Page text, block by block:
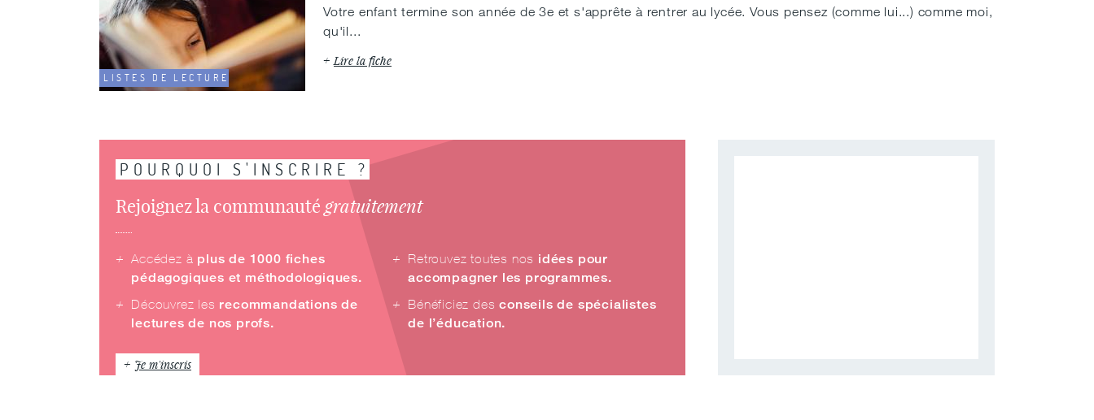
LISTES DE LECTURE
Votre enfant termine son année de 3e et s'apprête à rentrer au lycée. Vous pensez (comme lui...) comme moi,
qu'il...
Lire la fiche
POURQUOI S'INSCRIRE ?
Rejoignez la communauté gratuitement
Accédez à plus de 1000 fiches
pédagogiques et méthodologiques.
Retrouvez toutes nos idées pour
accompagner les programmes.
Découvrez les recommandations de
lectures de nos profs.
Bénéficiez desconseils de spécialistes
de l’éducation.
Je m'inscris